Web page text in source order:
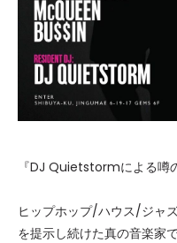
『DJ Quietstormによる噂
ヒップホップ/ハウス/ジャ
を提示し続けた真の音楽家